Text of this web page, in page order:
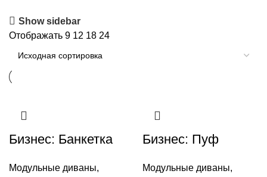
Show sidebar
Отображать 9 12 18 24
Бизнес: Банкетка
Модульные диваны,
Бизнес: Пуф
Модульные диваны,